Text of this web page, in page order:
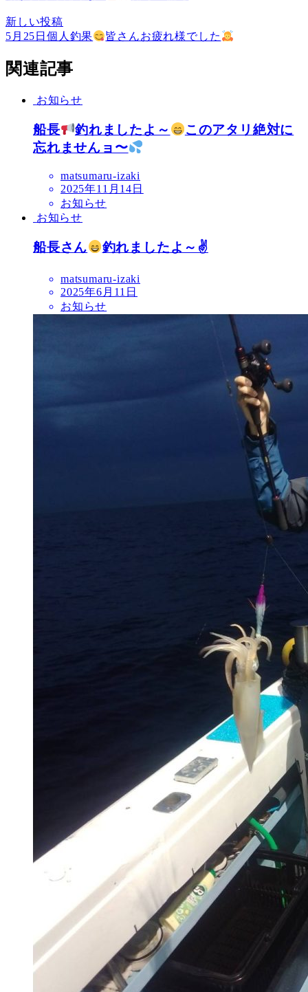
新しい投稿
5月25日個人釣果
皆さんお疲れ様でした
関連記事
お知らせ
船長 釣れましたよ～
このアタリ絶対に
忘れませんョ〜
matsumaru-izaki
2025年11月14日
お知らせ
お知らせ
船長さん 釣れましたよ～✌
matsumaru-izaki
2025年6月11日
お知らせ